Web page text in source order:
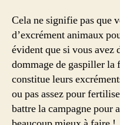
Cela ne signifie pas que
d’excrément animaux
évident que si vous
dommage de gaspiller la
constitue leurs
ou pas assez pour
battre la campagne pour